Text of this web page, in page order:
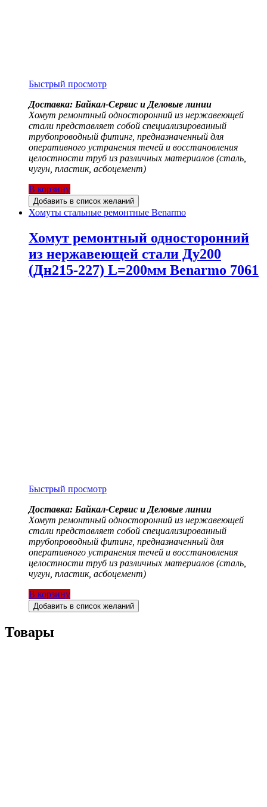
Быстрый просмотр
Доставка: Байкал-Сервис и Деловые линии
Хомут ремонтный односторонний из нержавеющей
стали представляет собой специализированный
трубопроводный фитинг, предназначенный для
оперативного устранения течей и восстановления
целостности труб из различных материалов (сталь,
чугун, пластик, асбоцемент)
В корзину
Добавить в список желаний
Хомуты стальные ремонтные Benarmo
Хомут ремонтный односторонний
из нержавеющей стали Ду200
(Дн215-227) L=200мм Benarmo 7061
Быстрый просмотр
Доставка: Байкал-Сервис и Деловые линии
Хомут ремонтный односторонний из нержавеющей
стали представляет собой специализированный
трубопроводный фитинг, предназначенный для
оперативного устранения течей и восстановления
целостности труб из различных материалов (сталь,
чугун, пластик, асбоцемент)
В корзину
Добавить в список желаний
Товары